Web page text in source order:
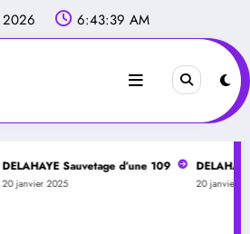
2026 6:43:41 AM
Sauvetage d’une 109
2025
DELAHAYE
20 janvier 2025